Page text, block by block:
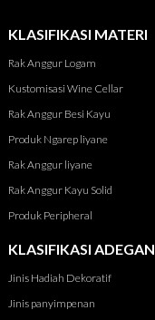
KLASIFIKASI MATERI
Rak Anggur Logam
Kustomisasi Wine Cellar
Rak Anggur Besi Kayu
Produk Ngarep liyane
Rak Anggur liyane
Rak Anggur Kayu Solid
Produk Peripheral
KLASIFIKASI ADEGAN
Jinis Hadiah Dekoratif
Jinis panyimpenan